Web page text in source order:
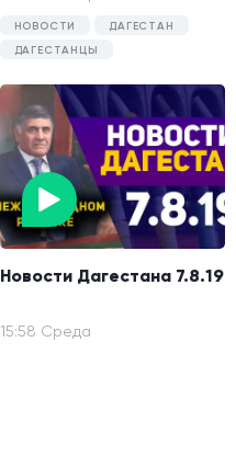
НОВОСТИ
ДАГЕСТАН
ДАГЕСТАНЦЫ
Новости Дагестана 7.8.19
15:58 Среда